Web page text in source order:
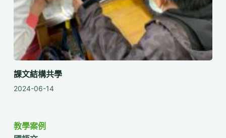
課文結構共學
2024-06-14
教學案例